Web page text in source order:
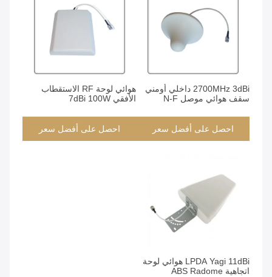
2700MHz 3dBi داخلي أومني
سقف هوائي موصل N-F
احصل على أفضل سعر
هوائي لوحة RF الاستقطاب
الأفقي 7dBi 100W
احصل على أفضل سعر
LPDA Yagi 11dBi هوائي لوحة
اتجاهية ABS Radome